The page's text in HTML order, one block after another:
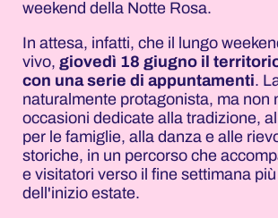
weekend della Notte Rosa.
In attesa, infatti, che il lungo
vivo, giovedì 18 giugno il
con una serie di appuntamenti.
naturalmente protagonista, ma non
occasioni dedicate alla tradizione,
per le famiglie, alla danza e alle
storiche, in un percorso che
e visitatori verso il fine settimana
dell'inizio estate.